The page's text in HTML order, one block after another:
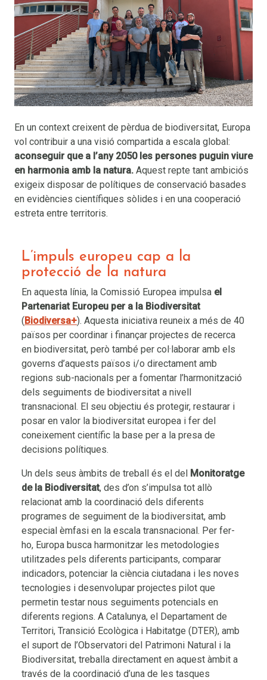
En un context creixent de pèrdua de biodiversitat, Europa
vol contribuir a una visió compartida a escala global:
aconseguir que a l’any 2050 les persones puguin viure
en harmonia amb la natura. Aquest repte tant ambiciós
exigeix disposar de polítiques de conservació basades
en evidències científiques sòlides i en una cooperació
estreta entre territoris.
L’impuls europeu cap a la
protecció de la natura
En aquesta línia, la Comissió Europea impulsa el
Partenariat Europeu per a la Biodiversitat
(Biodiversa+). Aquesta iniciativa reuneix a més de 40
països per coordinar i finançar projectes de recerca
en biodiversitat, però també per col·laborar amb els
governs d’aquests països i/o directament amb
regions sub-nacionals per a fomentar l’harmonització
dels seguiments de biodiversitat a nivell
transnacional. El seu objectiu és protegir, restaurar i
posar en valor la biodiversitat europea i fer del
coneixement científic la base per a la presa de
decisions polítiques.
Un dels seus àmbits de treball és el del Monitoratge
de la Biodiversitat, des d’on s’impulsa tot allò
relacionat amb la coordinació dels diferents
programes de seguiment de la biodiversitat, amb
especial èmfasi en la escala transnacional. Per fer-
ho, Europa busca harmonitzar les metodologies
utilitzades pels diferents participants, comparar
indicadors, potenciar la ciència ciutadana i les noves
tecnologies i desenvolupar projectes pilot que
permetin testar nous seguiments potencials en
diferents regions. A Catalunya, el Departament de
Territori, Transició Ecològica i Habitatge (DTER), amb
el suport de l’Observatori del Patrimoni Natural i la
Biodiversitat, treballa directament en aquest àmbit a
través de la coordinació d’una de les tasques